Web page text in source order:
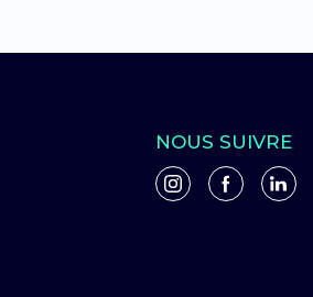
NOUS SUIVRE